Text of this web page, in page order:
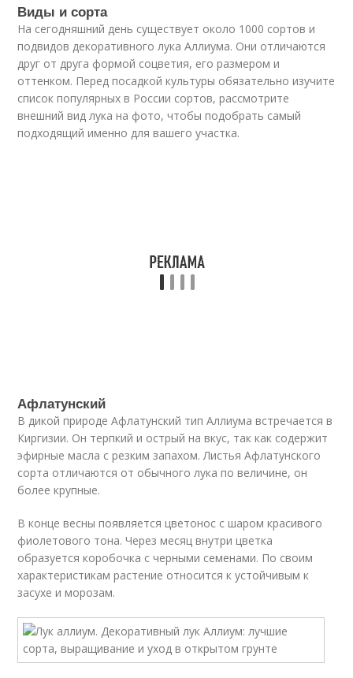
Виды и сорта
На сегодняшний день существует около 1000 сортов и
подвидов декоративного лука Аллиума. Они отличаются
друг от друга формой соцветия, его размером и
оттенком. Перед посадкой культуры обязательно изучите
список популярных в России сортов, рассмотрите
внешний вид лука на фото, чтобы подобрать самый
подходящий именно для вашего участка.
Афлатунский
В дикой природе Афлатунский тип Аллиума встречается в
Киргизии. Он терпкий и острый на вкус, так как содержит
эфирные масла с резким запахом. Листья Афлатунского
сорта отличаются от обычного лука по величине, он
более крупные.
В конце весны появляется цветонос с шаром красивого
фиолетового тона. Через месяц внутри цветка
образуется коробочка с черными семенами. По своим
характеристикам растение относится к устойчивым к
засухе и морозам.